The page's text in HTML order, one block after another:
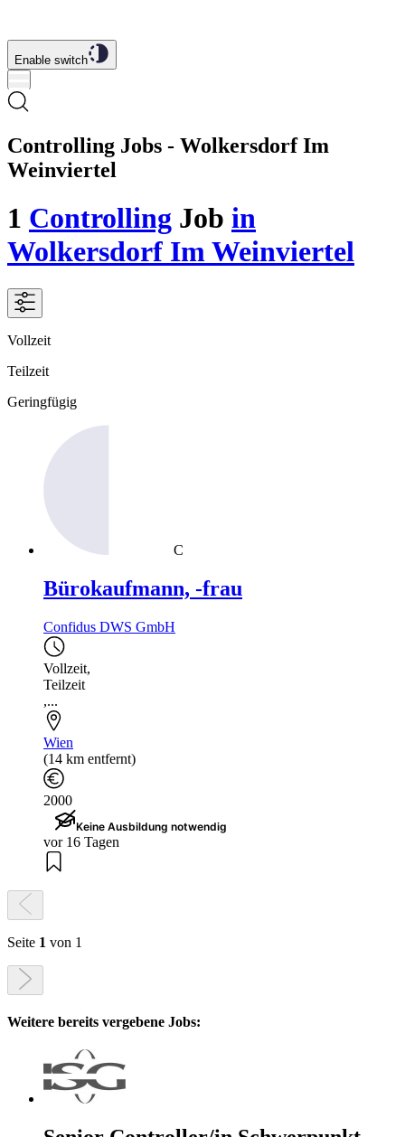
Enable switch
Controlling Jobs - Wolkersdorf Im
Weinviertel
1 Controlling Job in
Wolkersdorf Im Weinviertel
Vollzeit
Teilzeit
Geringfügig
C
Bürokaufmann, -frau
Confidus DWS GmbH
Vollzeit,
Teilzeit
,...
Wien
(14 km entfernt)
2000
Keine Ausbildung notwendig
vor 16 Tagen
Seite 1 von 1
Weitere bereits vergebene Jobs: